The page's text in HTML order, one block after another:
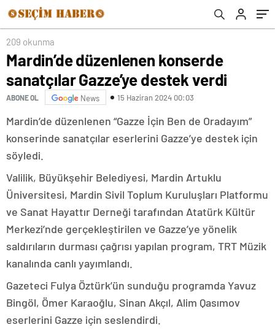
209 okunma
Mardin’de düzenlenen konserde
sanatçılar Gazze’ye destek verdi
ABONE OL News 15 Haziran 2024 00:03
Mardin’de düzenlenen “Gazze İçin Ben de Oradayım”
konserinde sanatçılar eserlerini Gazze’ye destek için
söyledi.
Valilik, Büyükşehir Belediyesi, Mardin Artuklu
Üniversitesi, Mardin Sivil Toplum Kuruluşları Platformu
ve Sanat Hayattır Derneği tarafından Atatürk Kültür
Merkezi’nde gerçekleştirilen ve Gazze’ye yönelik
saldırıların durması çağrısı yapılan program, TRT Müzik
kanalında canlı yayımlandı.
Gazeteci Fulya Öztürk’ün sunduğu programda Yavuz
Bingöl, Ömer Karaoğlu, Sinan Akçıl, Alim Qasımov
eserlerini Gazze için seslendirdi.